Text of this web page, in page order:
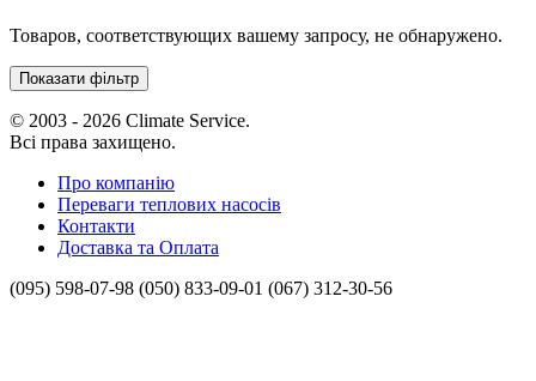
Товаров, соответствующих вашему запросу, не обнаружено.
Показати фільтр
© 2003 - 2026 Climate Service.
Всі права захищено.
Про компанію
Переваги теплових насосів
Контакти
Доставка та Оплата
(095) 598-07-98 (050) 833-09-01 (067) 312-30-56